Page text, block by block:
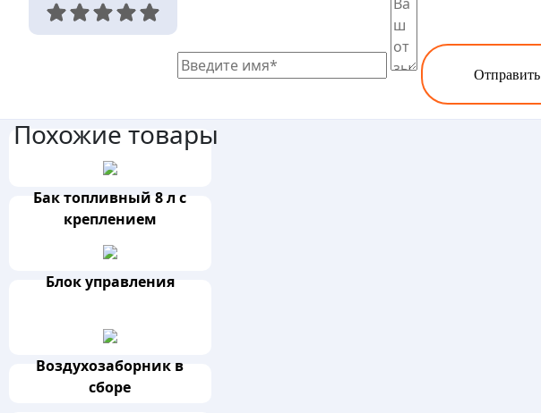
Отправить
Похожие товары
Бак топливный 8 л с
креплением
Блок управления
Воздухозаборник в
сборе